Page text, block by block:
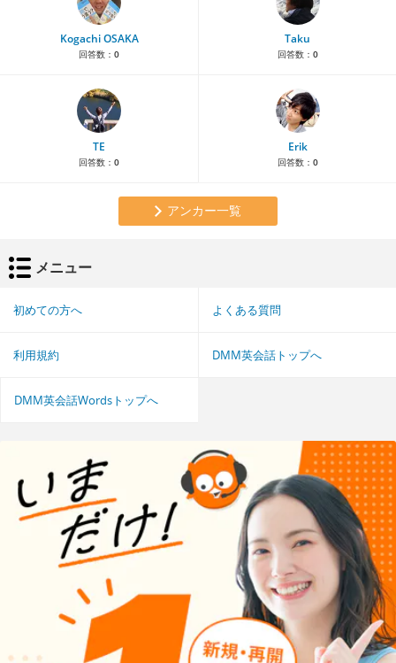
Kogachi OSAKA
回答数： 0
Taku
回答数： 0
TE
回答数： 0
Erik
回答数： 0
アンカー一覧
メニュー
初めての方へ よくある質問
利用規約 DMM英会話トップへ
DMM英会話Wordsトップへ